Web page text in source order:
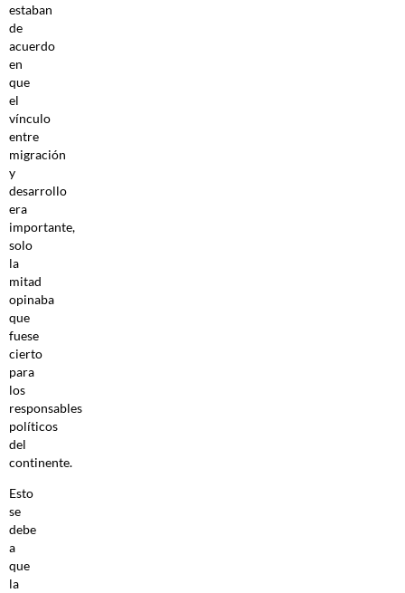
estaban
de
acuerdo
en
que
el
vínculo
entre
migración
y
desarrollo
era
importante,
solo
la
mitad
opinaba
que
fuese
cierto
para
los
responsables
políticos
del
continente.
Esto
se
debe
a
que
la